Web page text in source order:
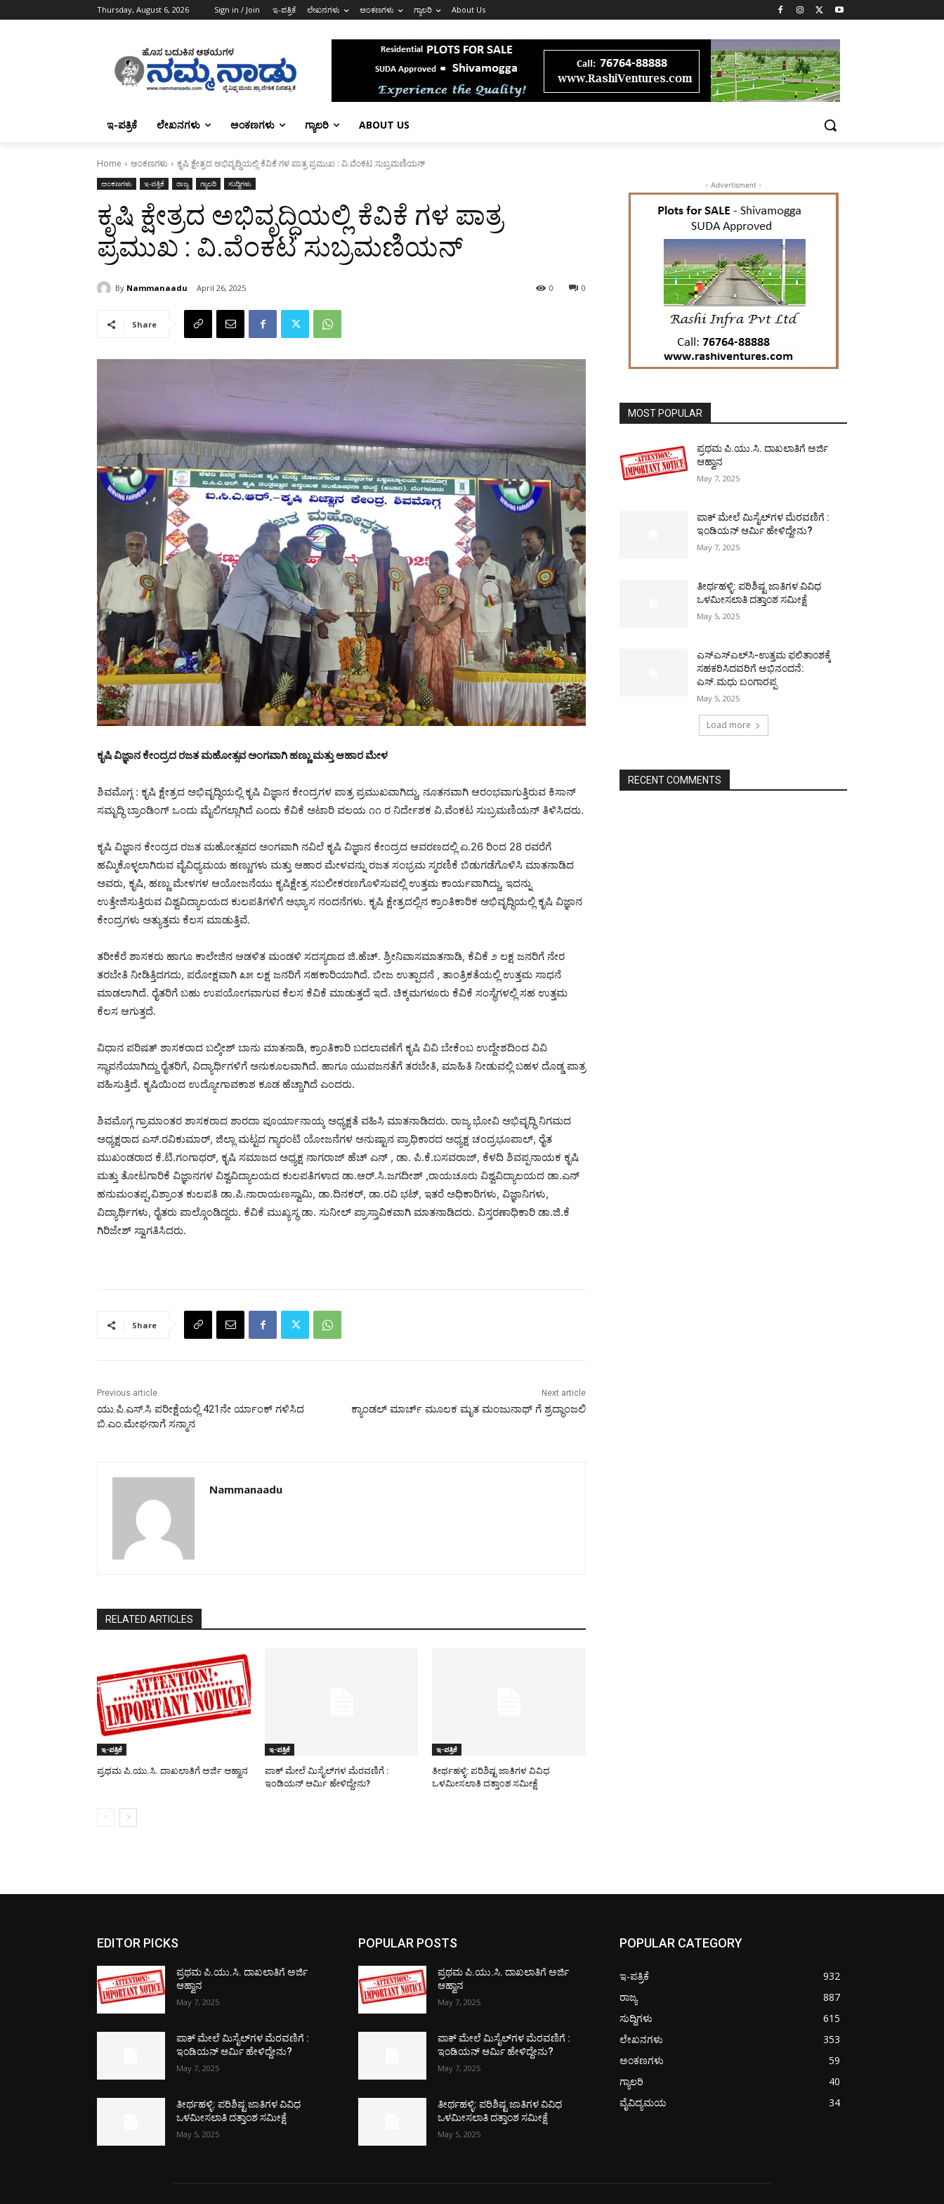
Thursday, August 6, 2026 Sign in / Join ಇ-ಪತ್ರಿಕೆ ಲೇಖನಗಳು ಅಂಕಣಗಳು ಗ್ಯಾಲರಿ About Us
ಇ-ಪತ್ರಿಕೆ ಲೇಖನಗಳು ಅಂಕಣಗಳು ಗ್ಯಾಲರಿ ABOUT US
Home ಅಂಕಣಗಳು ಕೃಷಿ ಕ್ಷೇತ್ರದ ಅಭಿವೃದ್ಧಿಯಲ್ಲಿ ಕೆವಿಕೆ ಗಳ ಪಾತ್ರ ಪ್ರಮುಖ : ವಿ.ವೆಂಕಟ ಸುಬ್ರಮಣಿಯನ್
ಅಂಕಣಗಳು ಇ-ಪತ್ರಿಕೆ ರಾಜ್ಯ ಗ್ಯಾಲರಿ ಸುದ್ದಿಗಳು
ಕೃಷಿ ಕ್ಷೇತ್ರದ ಅಭಿವೃದ್ಧಿಯಲ್ಲಿ ಕೆವಿಕೆ ಗಳ ಪಾತ್ರ
ಪ್ರಮುಖ : ವಿ.ವೆಂಕಟ ಸುಬ್ರಮಣಿಯನ್
By Nammanaadu April 26, 2025 0
0
Share
ಕೃಷಿ ವಿಜ್ಞಾನ ಕೇಂದ್ರದ ರಜತ ಮಹೋತ್ಸವ ಅಂಗವಾಗಿ ಹಣ್ಣು ಮತ್ತು ಆಹಾರ ಮೇಳ
ಶಿವಮೊಗ್ಗ : ಕೃಷಿ ಕ್ಷೇತ್ರದ ಅಭಿವೃದ್ಧಿಯಲ್ಲಿ ಕೃಷಿ ವಿಜ್ಞಾನ ಕೇಂದ್ರಗಳ ಪಾತ್ರ ಪ್ರಮುಖವಾಗಿದ್ದು, ನೂತನವಾಗಿ ಆರಂಭವಾಗುತ್ತಿರುವ ಕಿಸಾನ್
ಸಮೃದ್ಧಿ ಬ್ರಾಂಡಿಂಗ್ ಒಂದು ಮೈಲಿಗಲ್ಲಾಗಿದೆ ಎಂದು ಕೆವಿಕೆ ಅಟಾರಿ ವಲಯ ೧೧ ರ ನಿರ್ದೇಶಕ ವಿ.ವೆಂಕಟ ಸುಬ್ರಮಣಿಯನ್ ತಿಳಿಸಿದರು.
ಕೃಷಿ ವಿಜ್ಞಾನ ಕೇಂದ್ರದ ರಜತ ಮಹೋತ್ಸವದ ಅಂಗವಾಗಿ ನವಿಲೆ ಕೃಷಿ ವಿಜ್ಞಾನ ಕೇಂದ್ರದ ಆವರಣದಲ್ಲಿ ಏ.26 ರಿಂದ 28 ರವರೆಗೆ
ಹಮ್ಮಿಕೊಳ್ಳಲಾಗಿರುವ ವೈವಿಧ್ಯಮಯ ಹಣ್ಣುಗಳು ಮತ್ತು ಆಹಾರ ಮೇಳವನ್ನು ರಜತ ಸಂಭ್ರಮ ಸ್ಮರಣಿಕೆ ಬಿಡುಗಡೆಗೊಳಿಸಿ ಮಾತನಾಡಿದ
ಅವರು, ಕೃಷಿ, ಹಣ್ಣು ಮೇಳಗಳ ಆಯೋಜನೆಯು ಕೃಷಿ‌ಕ್ಷೇತ್ರ ಸಬಲೀಕರಣಗೊಳಿಸುವಲ್ಲಿ ಉತ್ತಮ‌ ಕಾರ್ಯವಾಗಿದ್ದು‌, ಇದನ್ನು
ಉತ್ತೇಜಿಸುತ್ತಿರುವ ವಿಶ್ವವಿದ್ಯಾಲಯದ ಕುಲಪತಿಗಳಿಗೆ ಅಭ್ಯಾಸ ನಂದನೆಗಳು. ಕೃಷಿ ಕ್ಷೇತ್ರದಲ್ಲಿನ ಕ್ರಾಂತಿಕಾರಿಕ ಅಭಿವೃದ್ಧಿಯಲ್ಲಿ ಕೃಷಿ ವಿಜ್ಞಾನ
ಕೇಂದ್ರಗಳು ಅತ್ಯುತ್ತಮ ಕೆಲಸ ಮಾಡುತ್ತಿವೆ.
ತರೀಕೆರೆ ಶಾಸಕರು ಹಾಗೂ ಕಾಲೇಜಿನ ಆಡಳಿತ ಮಂಡಳಿ ಸದಸ್ಯರಾದ ಜಿ.ಹೆಚ್. ಶ್ರೀನಿವಾಸಮಾತನಾಡಿ, ಕೆವಿಕೆ ೨ ಲಕ್ಷ ಜನರಿಗೆ ನೇರ
ತರಬೇತಿ ನೀಡಿತ್ತಿದಗದು, ಪರೋಕ್ಷವಾಗಿ ೩೫ ಲಕ್ಷ ಜನರಿಗೆ ಸಹಕಾರಿಯಾಗಿದೆ. ಬೀಜ ಉತ್ಪಾದನೆ , ತಾಂತ್ರಿಕತೆಯಲ್ಲಿ ಉತ್ತಮ ಸಾಧನೆ
ಮಾಡಲಾಗಿದೆ. ರೈತರಿಗೆ ಬಹು ಉಪಯೋಗವಾಗುವ ಕೆಲಸ ಕೆವಿಕೆ ಮಾಡುತ್ತದೆ ಇದೆ. ಚಿಕ್ಕಮಗಳೂರು ಕೆವಿಕೆ ಸಂಸ್ಥೆಗಳಲ್ಲಿ ಸಹ ಉತ್ತಮ
ಕೆಲಸ ಆಗುತ್ತದೆ.
ವಿಧಾನ ಪರಿಷತ್ ಶಾಸಕರಾದ ಬಲ್ಕೀಶ್ ಬಾನು ಮಾತನಾಡಿ, ಕ್ರಾಂತಿಕಾರಿ ಬದಲಾವಣೆಗೆ ಕೃಷಿ ವಿವಿ‌ ಬೇಕೆಂಬ ಉದ್ದೇಶದಿಂದ ವಿವಿ
ಸ್ಥಾಪನೆಯಾಗಿದ್ದು ರೈತರಿಗೆ, ವಿದ್ಯಾರ್ಥಿಗಳಿಗೆ ಅನುಕೂಲವಾಗಿದೆ. ಹಾಗೂ ಯುವಜನತೆಗೆ ತರಬೇತಿ, ಮಾಹಿತಿ ನೀಡುವಲ್ಲಿ ಬಹಳ ದೊಡ್ಡ ಪಾತ್ರ
ವಹಿಸುತ್ತಿದೆ. ಕೃಷಿಯಿಂದ ಉದ್ಯೋಗಾವಕಾಶ ಕೂಡ ಹೆಚ್ಚಾಗಿದೆ ಎಂದರು.
ಶಿವಮೊಗ್ಗ ಗ್ರಾಮಾಂತರ ಶಾಸಕರಾದ ಶಾರದಾ ಪೂರ್ಯಾನಾಯ್ಕ ಅಧ್ಯಕ್ಷತೆ ವಹಿಸಿ ಮಾತನಾಡಿದರು. ರಾಜ್ಯ ಭೋವಿ ಅಭಿವೃದ್ಧಿ ನಿಗಮದ
ಅಧ್ಯಕ್ಷರಾದ ಎಸ್.ರವಿಕುಮಾರ್, ಜಿಲ್ಲಾ ಮಟ್ಟದ ಗ್ಯಾರಂಟಿ ಯೋಜನೆಗಳ ಅನುಷ್ಟಾನ ಪ್ರಾಧಿಕಾರದ ಅಧ್ಯಕ್ಷ ಚಂದ್ರಭೂಪಾಲ್, ರೈತ
ಮುಖಂಡರಾದ ಕೆ.ಟಿ.ಗಂಗಾಧರ್, ಕೃಷಿ ಸಮಾಜದ ಅಧ್ಯಕ್ಷ ನಾಗರಾಜ್ ಹೆಚ್ ಎನ್ , ಡಾ. ಪಿ.ಕೆ.ಬಸವರಾಜ್, ಕೆಳದಿ ಶಿವಪ್ಪನಾಯಕ ಕೃಷಿ
ಮತ್ತು ತೋಟಗಾರಿಕೆ ವಿಜ್ಞಾನಗಳ ವಿಶ್ವವಿದ್ಯಾಲಯದ ಕುಲಪತಿಗಳಾದ ಡಾ.ಆರ್.ಸಿ.ಜಗದೀಶ್ ,ರಾಯಚೂರು ವಿಶ್ವವಿದ್ಯಾಲಯದ ಡಾ.ಎನ್
ಹನುಮಂತಪ್ಪ,ವಿಶ್ರಾಂತ ಕುಲಪತಿ ಡಾ.ಪಿ.ನಾರಾಯಣಸ್ವಾಮಿ, ಡಾ.ದಿನಕರ್, ಡಾ.ರವಿ ಭಟ್, ಇತರೆ ಅಧಿಕಾರಿಗಳು, ವಿಜ್ಞಾನಿಗಳು,
ವಿದ್ಯಾರ್ಥಿಗಳು, ರೈತರು ಪಾಲ್ಗೊಂಡಿದ್ದರು. ಕೆವಿಕೆ ಮುಖ್ಯಸ್ಥ ಡಾ. ಸುನೀಲ್ ಪ್ರಾಸ್ತಾವಿಕವಾಗಿ ಮಾತನಾಡಿದರು. ವಿಸ್ತರಣಾಧಿಕಾರಿ ಡಾ.ಜಿ.ಕೆ
ಗಿರಿಜೇಶ್ ಸ್ವಾಗತಿಸಿದರು.
Share
Previous article
ಯು.ಪಿ.ಎಸ್.ಸಿ ಪರೀಕ್ಷೆಯಲ್ಲಿ 421ನೇ ರ್ಯಾಂಕ್ ಗಳಿಸಿದ
ಬಿ.ಎಂ.ಮೇಘನಾಗೆ ಸನ್ಮಾನ
Next article
ಕ್ಯಾಂಡಲ್ ಮಾರ್ಚ್ ಮೂಲಕ ಮೃತ ಮಂಜುನಾಥ್ ಗೆ ಶ್ರದ್ಧಾಂಜಲಿ
Nammanaadu
RELATED ARTICLES
ಇ-ಪತ್ರಿಕೆ
ಪ್ರಥಮ ಪಿ.ಯು.ಸಿ. ದಾಖಲಾತಿಗೆ ಅರ್ಜಿ ಆಹ್ವಾನ
ಇ-ಪತ್ರಿಕೆ
ಪಾಕ್​ ಮೇಲೆ ಮಿಸೈಲ್​ಗಳ ಮೆರವಣಿಗೆ :
ಇಂಡಿಯನ್ ಆರ್ಮಿ ಹೇಳಿದ್ದೇನು?
ಇ-ಪತ್ರಿಕೆ
ತೀರ್ಥಹಳ್ಳಿ: ಪರಿಶಿಷ್ಟ ಜಾತಿಗಳ ವಿವಿಧ
ಒಳಮೀಸಲಾತಿ ದತ್ತಾಂಶ ಸಮೀಕ್ಷೆ
- Advertisment -
MOST POPULAR
ಪ್ರಥಮ ಪಿ.ಯು.ಸಿ. ದಾಖಲಾತಿಗೆ ಅರ್ಜಿ
ಆಹ್ವಾನ
May 7, 2025
ಪಾಕ್​ ಮೇಲೆ ಮಿಸೈಲ್​ಗಳ ಮೆರವಣಿಗೆ :
ಇಂಡಿಯನ್ ಆರ್ಮಿ ಹೇಳಿದ್ದೇನು?
May 7, 2025
ತೀರ್ಥಹಳ್ಳಿ: ಪರಿಶಿಷ್ಟ ಜಾತಿಗಳ ವಿವಿಧ
ಒಳಮೀಸಲಾತಿ ದತ್ತಾಂಶ ಸಮೀಕ್ಷೆ
May 5, 2025
ಎಸ್‌ಎಸ್‌ಎಲ್‌ಸಿ-ಉತ್ತಮ ಫಲಿತಾಂಶಕ್ಕೆ
ಸಹಕರಿಸಿದವರಿಗೆ ಅಭಿನಂದನೆ:
ಎಸ್.ಮಧು ಬಂಗಾರಪ್ಪ
May 5, 2025
Load more
RECENT COMMENTS
EDITOR PICKS
ಪ್ರಥಮ ಪಿ.ಯು.ಸಿ. ದಾಖಲಾತಿಗೆ ಅರ್ಜಿ
ಆಹ್ವಾನ
May 7, 2025
ಪಾಕ್​ ಮೇಲೆ ಮಿಸೈಲ್​ಗಳ ಮೆರವಣಿಗೆ :
ಇಂಡಿಯನ್ ಆರ್ಮಿ ಹೇಳಿದ್ದೇನು?
May 7, 2025
ತೀರ್ಥಹಳ್ಳಿ: ಪರಿಶಿಷ್ಟ ಜಾತಿಗಳ ವಿವಿಧ
ಒಳಮೀಸಲಾತಿ ದತ್ತಾಂಶ ಸಮೀಕ್ಷೆ
May 5, 2025
POPULAR POSTS
ಪ್ರಥಮ ಪಿ.ಯು.ಸಿ. ದಾಖಲಾತಿಗೆ ಅರ್ಜಿ
ಆಹ್ವಾನ
May 7, 2025
ಪಾಕ್​ ಮೇಲೆ ಮಿಸೈಲ್​ಗಳ ಮೆರವಣಿಗೆ :
ಇಂಡಿಯನ್ ಆರ್ಮಿ ಹೇಳಿದ್ದೇನು?
May 7, 2025
ತೀರ್ಥಹಳ್ಳಿ: ಪರಿಶಿಷ್ಟ ಜಾತಿಗಳ ವಿವಿಧ
ಒಳಮೀಸಲಾತಿ ದತ್ತಾಂಶ ಸಮೀಕ್ಷೆ
May 5, 2025
POPULAR CATEGORY
ಇ-ಪತ್ರಿಕೆ
932
ರಾಜ್ಯ
887
ಸುದ್ದಿಗಳು
615
ಲೇಖನಗಳು
353
ಅಂಕಣಗಳು
59
ಗ್ಯಾಲರಿ
40
ವೈವಿದ್ಯಮಯ
34